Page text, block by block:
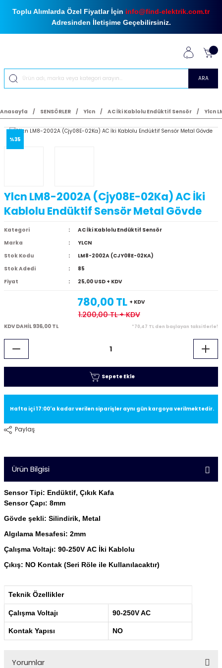
Toplu Alımlarda Özel Fiyatlar İçin info@find-elektrik.com.tr
Adresinden İletişime Geçebilirsiniz.
ARA
Anasayfa SENSÖRLER Ylcn AC İki Kablolu Endüktif Sensör Ylcn
%35
Ylcn LM8-2002A (Cjy08E-02Ka) AC İki
Kablolu Endüktif Sensör Metal Gövde
Kategori
AC İki Kablolu Endüktif Sensör
Marka
YLCN
Stok Kodu
LM8-2002A (CJY08E-02KA)
Stok Adedi
85
Fiyat
25,00 USD + KDV
780,00 TL + KDV
1.200,00 TL+ KDV
KDV DAHİL 936,00 TL *70,47 TL den başlayan taksitlerle!
Sepete Ekle
Hafta içi 17:00'a kadar verilen siparişler aynı gün kargoya verilmektedir.
Paylaş
Ürün Bilgisi
Sensor Tipi: Endüktif, Çıkık Kafa
Sensor Çapı: 8mm
Gövde şekli: Silindirik, Metal
Algılama Mesafesi: 2mm
Çalışma Voltajı: 90-250V AC İki Kablolu
Çıkış: NO Kontak (Seri Röle ile Kullanılacaktır)
Teknik Özellikler
Çalışma Voltajı 90-250V AC
Kontak Yapısı NO
Yorumlar